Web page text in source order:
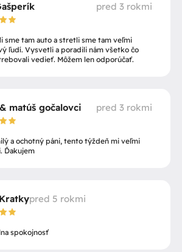
pred 3 rokmi
sme tam auto a stretli sme tam veľmi
ľudí. Vysvetli a poradili nám všetko čo
vedieť. Môžem len odporúčať.
matúš gočalovci pred 3 rokmi
a ochotný páni, tento týždeň mi veľmi
Ďakujem
pred 5 rokmi
spokojnosť